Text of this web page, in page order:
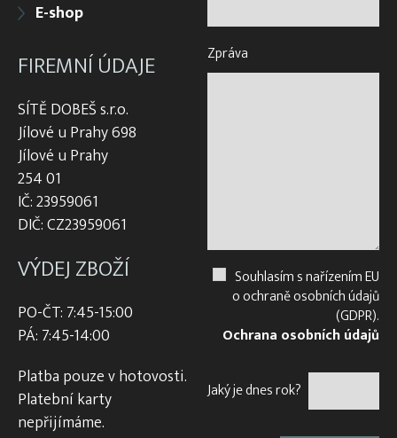
E-shop
FIREMNÍ ÚDAJE
SÍTĚ DOBEŠ s.r.o.
Jílové u Prahy 698
Jílové u Prahy
254 01
IČ: 23959061
DIČ: CZ23959061
VÝDEJ ZBOŽÍ
PO-ČT: 7:45-15:00
PÁ: 7:45-14:00
Platba pouze v hotovosti.
Platební karty
nepřijímáme.
Zpráva
Souhlasím s nařízením EU
o ochraně osobních údajů
(GDPR).
Ochrana osobních údajů
Jaký je dnes rok?